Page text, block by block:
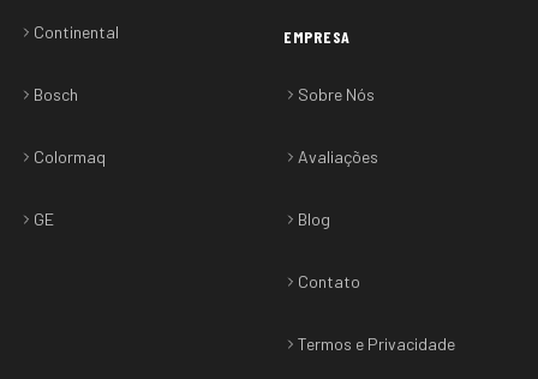
Continental
Bosch
Colormaq
GE
EMPRESA
Sobre Nós
Avaliações
Blog
Contato
Termos e Privacidade